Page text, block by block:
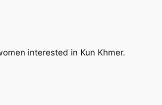
interested in Kun Khmer.